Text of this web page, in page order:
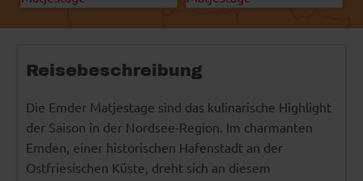
Reisebeschreibung
Die Emder Matjestage sind das kulinarische Highlight
der Saison in der Nordsee-Region. Im charmanten
Emden, einer historischen Hafenstadt an der
Ostfriesischen Küste, dreht sich an diesem